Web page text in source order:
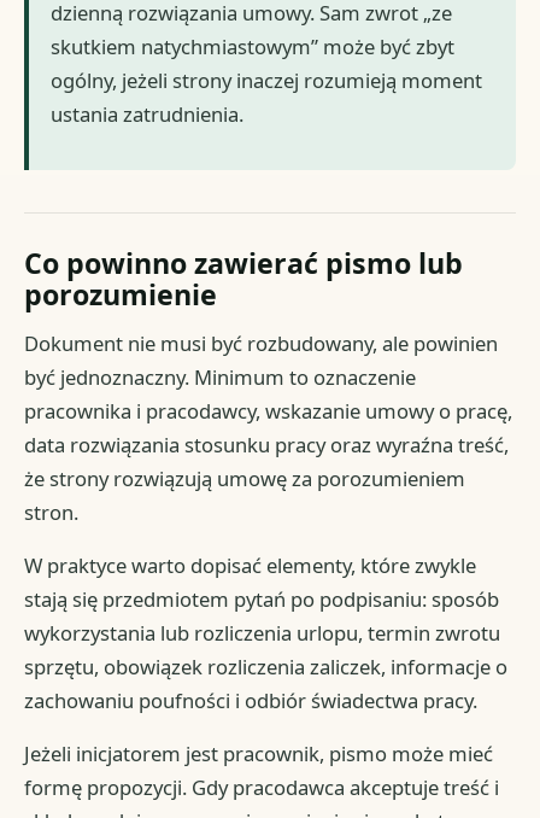
dzienną rozwiązania umowy. Sam zwrot „ze
skutkiem natychmiastowym” może być zbyt
ogólny, jeżeli strony inaczej rozumieją moment
ustania zatrudnienia.
Co powinno zawierać pismo lub
porozumienie
Dokument nie musi być rozbudowany, ale powinien
być jednoznaczny. Minimum to oznaczenie
pracownika i pracodawcy, wskazanie umowy o pracę,
data rozwiązania stosunku pracy oraz wyraźna treść,
że strony rozwiązują umowę za porozumieniem
stron.
W praktyce warto dopisać elementy, które zwykle
stają się przedmiotem pytań po podpisaniu: sposób
wykorzystania lub rozliczenia urlopu, termin zwrotu
sprzętu, obowiązek rozliczenia zaliczek, informacje o
zachowaniu poufności i odbiór świadectwa pracy.
Jeżeli inicjatorem jest pracownik, pismo może mieć
formę propozycji. Gdy pracodawca akceptuje treść i